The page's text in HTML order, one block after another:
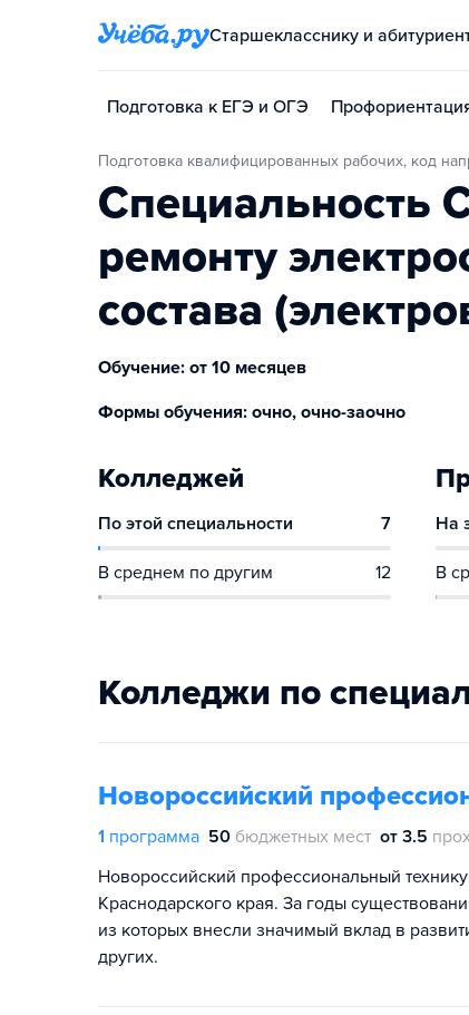
Старшекласснику и
Подготовка к ЕГЭ и ОГЭ
Подготовка квалифицированных рабочих, код
Специальность
ремонту
состава
Обучение: от 10 месяцев
Формы обучения: очно, очно-заочно
Колледжей
По этой специальности 7
В среднем по другим 12
На
В
Колледжи по
Новороссийский
1 программа 50 бюджетных мест от 3.5
Новороссийский профессиональный
Краснодарского края. За годы
из которых внесли значимый вклад в
других.